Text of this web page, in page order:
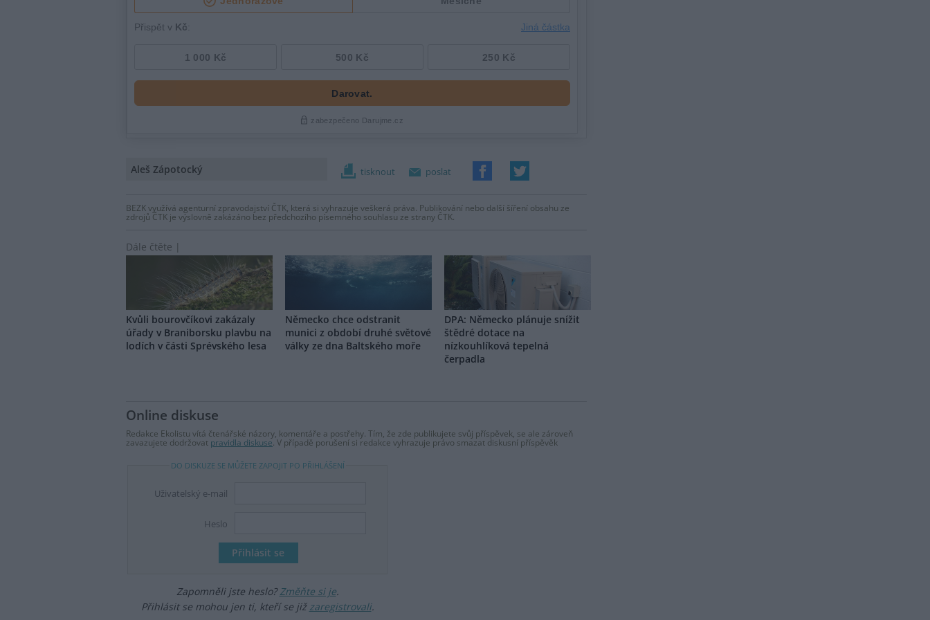
Aleš Zápotocký tisknout poslat
BEZK využívá agenturní zpravodajství ČTK, která si vyhrazuje veškerá práva. Publikování nebo další šíření obsahu ze
zdrojů ČTK je výslovně zakázáno bez předchozího písemného souhlasu ze strany ČTK.
Dále čtěte |
Kvůli bourovčíkovi zakázaly
úřady v Braniborsku plavbu na
lodích v části Sprévského lesa
Německo chce odstranit
munici z období druhé světové
války ze dna Baltského moře
DPA: Německo plánuje snížit
štědré dotace na
nízkouhlíková tepelná
čerpadla
Online diskuse
Redakce Ekolistu vítá čtenářské názory, komentáře a postřehy. Tím, že zde publikujete svůj příspěvek, se ale zároveň
zavazujete dodržovat pravidla diskuse. V případě porušení si redakce vyhrazuje právo smazat diskusní příspěvěk
DO DISKUZE SE MŮŽETE ZAPOJIT PO PŘIHLÁŠENÍ
Uživatelský e-mail
Heslo
Zapomněli jste heslo?Změňte si je.
Přihlásit se mohou jen ti, kteří se již zaregistrovali.